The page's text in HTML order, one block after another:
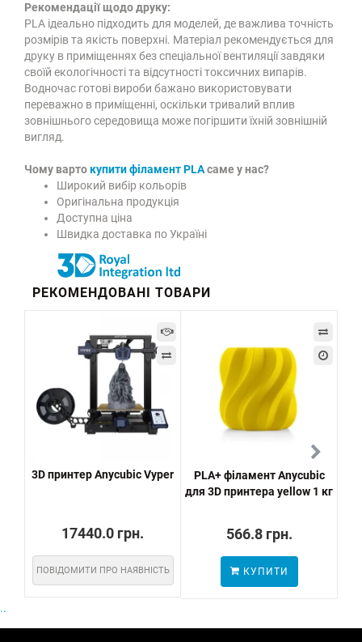
Рекомендації щодо друку:
PLA ідеально підходить для моделей, де важлива точність
розмірів та якість поверхні. Матеріал рекомендується для
друку в приміщеннях без спеціальної вентиляції завдяки
своїй екологічності та відсутності токсичних випарів.
Водночас готові вироби бажано використовувати
переважно в приміщенні, оскільки тривалий вплив
зовнішнього середовища може погіршити їхній зовнішній
вигляд.
Чому вартокупити філамент PLAсаме у нас?
Широкий вибір кольорів
Оригінальна продукція
Доступна ціна
Швидка доставка по Україні
РЕКОМЕНДОВАНІ ТОВАРИ
3D принтер Anycubic Vyper
17440.0 грн.
ПОВІДОМИТИ ПРО НАЯВНІСТЬ
PLA+ філамент Anycubic
для 3D принтера yellow 1 кг
566.8 грн.
КУПИТИ
..